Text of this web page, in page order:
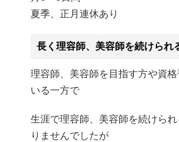
夏季、正月連休あり
長く理容師、美容師を続けられ
理容師、美容師を目指す方や資格
いる一方で
生涯で理容師、美容師を続けら
りませんでしたが